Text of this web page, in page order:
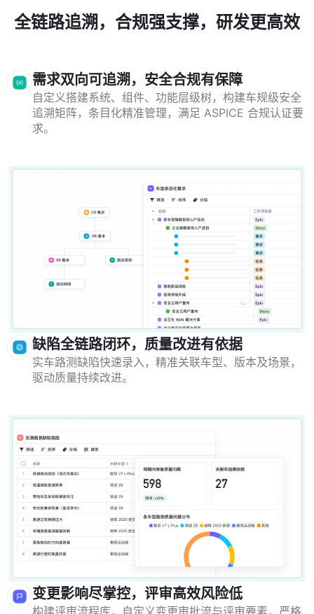
全链路追溯，合规强支撑，研发更高效
需求双向可追溯，安全合规有保障
自定义搭建系统、组件、功能层级树，构建车规级安全
追溯矩阵，条目化精准管理，满足 ASPICE 合规认证要
求。
缺陷全链路闭环，质量改进有依据
实车路测缺陷快速录入，精准关联车型、版本及场景，
驱动质量持续改进。
变更影响尽掌控，评审高效风险低
构建评审流程库，自定义变更审批流与评审要素，严格